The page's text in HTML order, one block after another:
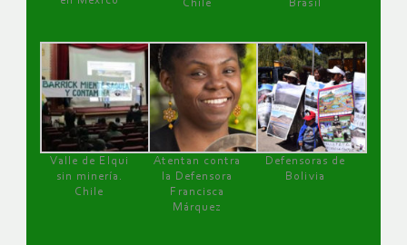
Chile
Brasil
Valle de Elqui
sin minería.
Chile
Atentan contra
la Defensora
Francisca
Márquez
Defensoras de
Bolivia